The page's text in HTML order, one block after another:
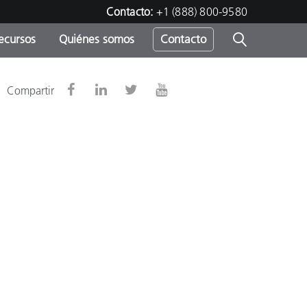
Contacto: +1 (888) 800-9580
Quiénes somos Contacto
Compartir